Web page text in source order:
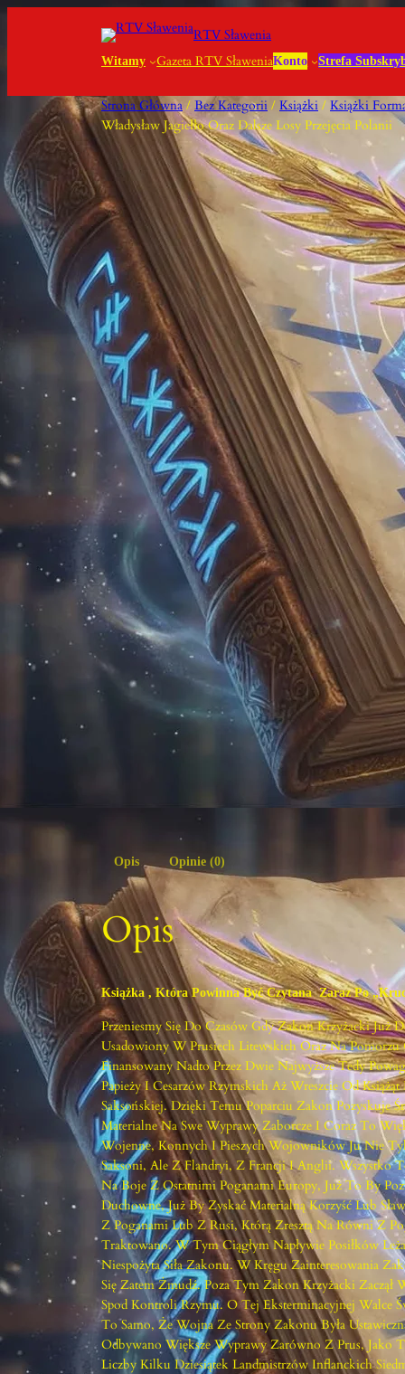
RTV Sławenia
Witamy Gazeta RTV SławeniaKonto Strefa
Strona Główna/ Bez Kategorii / Książki / Książki
Władysław Jagiełło Oraz Dalsze Losy Przejęcia Polanii
Opis Opinie (0)
Opis
Książka , Która Powinna Być Czytana Zaraz Po
Przeniesmy Się Do Czasów Gdy Zakon Krzyżacki Już
Usadowiony W Prusiech Litewskich Oraz Na Pomorzu
Finansowany Nadto Przez Dwie Najwyższe Tedy
Papieży I Cesarzów Rzymskich Aż Wreszcie Od Książąt
Saksońskiej. Dzięki Temu Poparciu Zakon Pozyskuje
Materialne Na Swe Wyprawy Zaborcze I Coraz To
Wojenne, Konnych I Pieszych Wojowników Ju Nie
Saksoni, Ale Z Flandryi, Z Francji I Anglii. Wszystko
Na Boje Z Ostatnimi Poganami Europy, Już To By
Duchowne, Już By Zyskać Materialną Korzyść Lub
Z Poganami Lub Z Rusi, Którą Zresztą Na Równi Z
Traktowano. W Tym Ciągłym Napływie Posiłków
Niespożyta Siła Zakonu. W Kręgu Zainteresowania
Się Zatem Żmudź. Poza Tym Zakon Krzyżacki Zaczął
Spod Kontroli Rzymu. O Tej Eksterminacyjnej Walce
To Samo, Że Wojna Ze Strony Zakonu Była
Odbywano Większe Wyprawy Zarówno Z Prus, Jako
Liczby Kilku Dziesiątek Landmistrzów Inflanckich